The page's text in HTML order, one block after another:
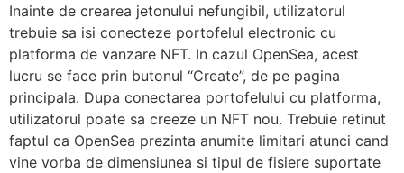
Inainte de crearea jetonului nefungibil, utilizatorul
trebuie sa isi conecteze portofelul electronic cu
platforma de vanzare NFT. In cazul OpenSea, acest
lucru se face prin butonul “Create”, de pe pagina
principala. Dupa conectarea portofelului cu platforma,
utilizatorul poate sa creeze un NFT nou. Trebuie retinut
faptul ca OpenSea prezinta anumite limitari atunci cand
vine vorba de dimensiunea si tipul de fisiere suportate